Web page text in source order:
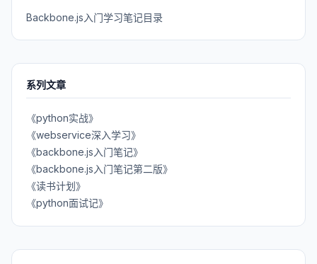
Backbone.js入门学习笔记目录
系列文章
《python实战》
《webservice深入学习》
《backbone.js入门笔记》
《backbone.js入门笔记第二版》
《读书计划》
《python面试记》